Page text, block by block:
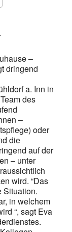
–
dringend
a. Inn in
des
–
oder
die
auf der
– unter
wird. “Das
Situation.
in welchem
“, sagt Eva